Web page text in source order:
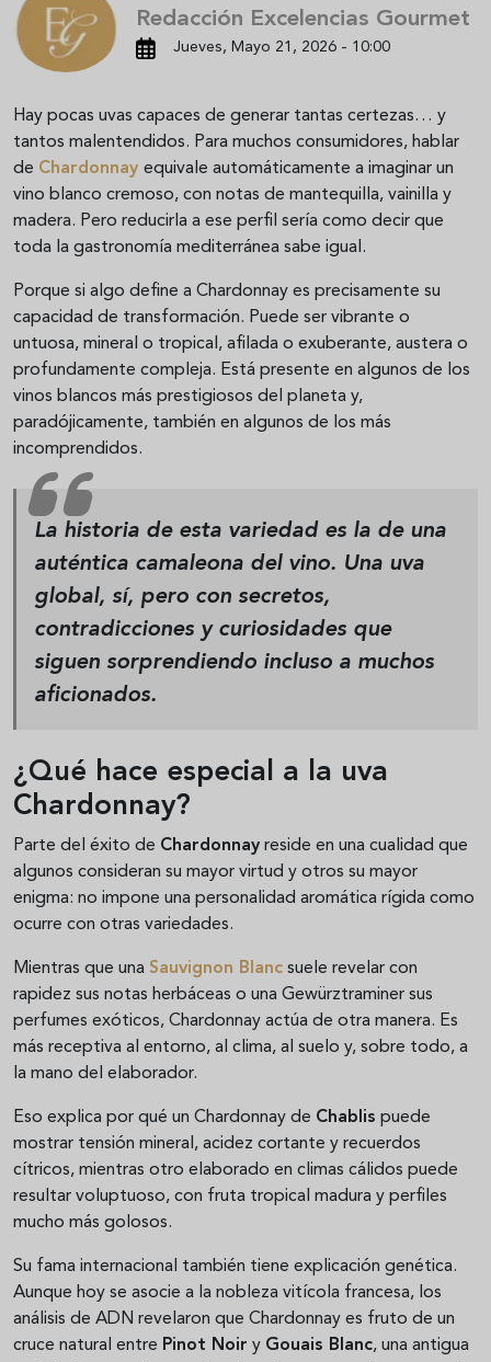
Redacción Excelencias Gourmet
Jueves, Mayo 21, 2026 - 10:00
Hay pocas uvas capaces de generar tantas certezas… y
tantos malentendidos. Para muchos consumidores, hablar
de Chardonnay equivale automáticamente a imaginar un
vino blanco cremoso, con notas de mantequilla, vainilla y
madera. Pero reducirla a ese perfil sería como decir que
toda la gastronomía mediterránea sabe igual.
Porque si algo define a Chardonnay es precisamente su
capacidad de transformación. Puede ser vibrante o
untuosa, mineral o tropical, afilada o exuberante, austera o
profundamente compleja. Está presente en algunos de los
vinos blancos más prestigiosos del planeta y,
paradójicamente, también en algunos de los más
incomprendidos.
La historia de esta variedad es la de una
auténtica camaleona del vino. Una uva
global, sí, pero con secretos,
contradicciones y curiosidades que
siguen sorprendiendo incluso a muchos
aficionados.
¿Qué hace especial a la uva
Chardonnay?
Parte del éxito de Chardonnay reside en una cualidad que
algunos consideran su mayor virtud y otros su mayor
enigma: no impone una personalidad aromática rígida como
ocurre con otras variedades.
Mientras que una Sauvignon Blanc suele revelar con
rapidez sus notas herbáceas o una Gewürztraminer sus
perfumes exóticos, Chardonnay actúa de otra manera. Es
más receptiva al entorno, al clima, al suelo y, sobre todo, a
la mano del elaborador.
Eso explica por qué un Chardonnay de Chablis puede
mostrar tensión mineral, acidez cortante y recuerdos
cítricos, mientras otro elaborado en climas cálidos puede
resultar voluptuoso, con fruta tropical madura y perfiles
mucho más golosos.
Su fama internacional también tiene explicación genética.
Aunque hoy se asocie a la nobleza vitícola francesa, los
análisis de ADN revelaron que Chardonnay es fruto de un
cruce natural entre Pinot Noir y Gouais Blanc, una antigua